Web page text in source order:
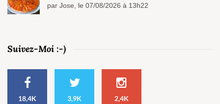
par Jose, le 07/08/2026 à 13h22
Suivez-Moi :-)
18,4K
3,9K
2,4K